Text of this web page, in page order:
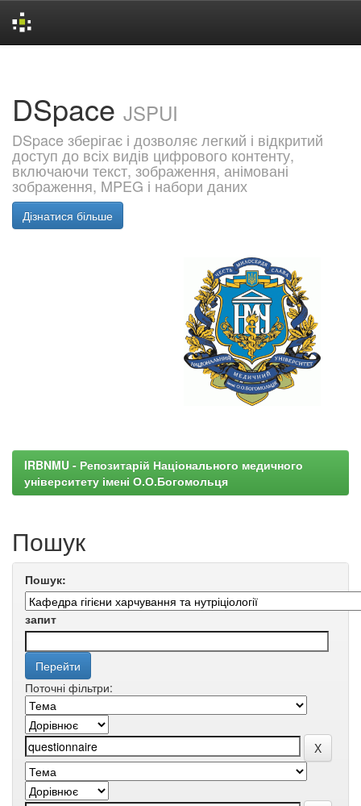
DSpace JSPUI
DSpace зберігає і дозволяє легкий і відкритий
доступ до всіх видів цифрового контенту,
включаючи текст, зображення, анімовані
зображення, MPEG і набори даних
Дізнатися більше
IRBNMU - Репозитарій Національного медичного
університету імені О.О.Богомольця
Пошук
Пошук:
запит
Поточні фільтри: